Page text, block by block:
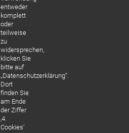
entweder
komplett
oder
teilweise
zu
widersprechen,
klicken Sie
bitte auf
„Datenschutzerklärung“.
Dort
finden Sie
am Ende
der Ziffer
‚4.
Cookies‘